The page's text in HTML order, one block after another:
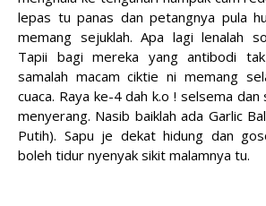
lepas tu panas dan petangnya pula
memang sejuklah. Apa lagi lenalah
Tapii bagi mereka yang antibodi
samalah macam ciktie ni memang
cuaca. Raya ke-4 dah k.o ! selsema
menyerang. Nasib baiklah ada Garlic
Putih). Sapu je dekat hidung dan
boleh tidur nyenyak sikit malamnya tu.